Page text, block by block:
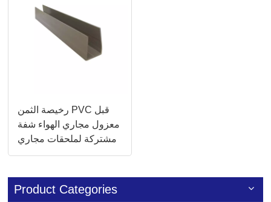
رخيصة الثمن PVC قبل
معزول مجاري الهواء شفة
مشتركة لملحقات مجاري
الهواء HVAC
Product Categories